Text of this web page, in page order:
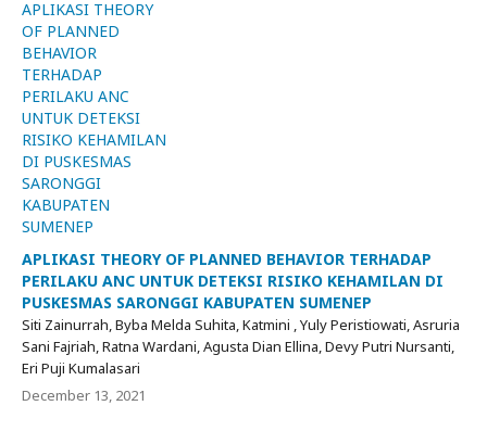
APLIKASI THEORY OF PLANNED BEHAVIOR TERHADAP
PERILAKU ANC UNTUK DETEKSI RISIKO KEHAMILAN DI
PUSKESMAS SARONGGI KABUPATEN SUMENEP
Siti Zainurrah, Byba Melda Suhita, Katmini , Yuly Peristiowati, Asruria
Sani Fajriah, Ratna Wardani, Agusta Dian Ellina, Devy Putri Nursanti,
Eri Puji Kumalasari
December 13, 2021